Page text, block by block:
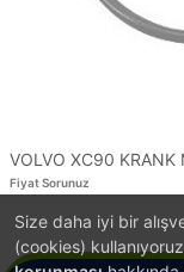
Size daha iyi bir
(cookies)
VOLVO XC90 KRANK
Fiyat Sorunuz